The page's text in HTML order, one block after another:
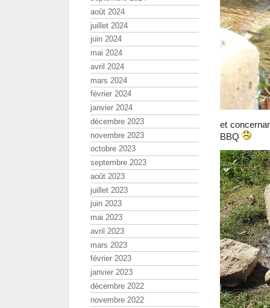
et
BBQ
août 2024
juillet 2024
juin 2024
mai 2024
avril 2024
mars 2024
février 2024
janvier 2024
décembre 2023
novembre 2023
octobre 2023
septembre 2023
août 2023
juillet 2023
juin 2023
mai 2023
avril 2023
mars 2023
février 2023
janvier 2023
décembre 2022
novembre 2022